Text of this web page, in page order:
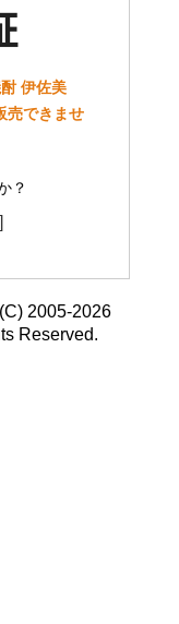
伊佐美
売できませ
？
2005-2026
Reserved.